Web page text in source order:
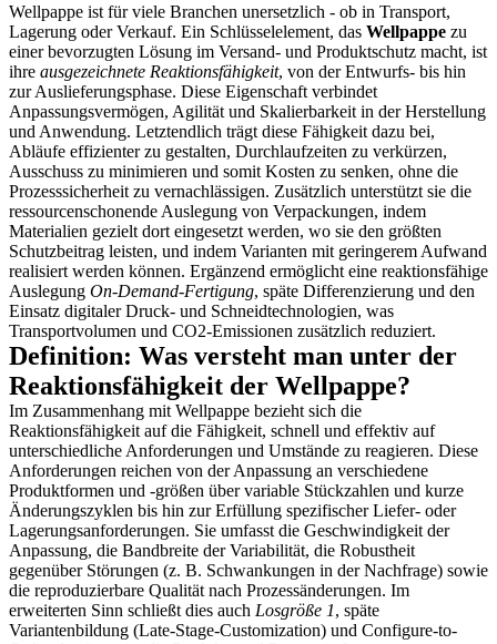
Wellpappe ist für viele Branchen unersetzlich - ob in Transport,
Lagerung oder Verkauf. Ein Schlüsselelement, das Wellpappe zu
einer bevorzugten Lösung im Versand- und Produktschutz macht, ist
ihre ausgezeichnete Reaktionsfähigkeit, von der Entwurfs- bis hin
zur Auslieferungsphase. Diese Eigenschaft verbindet
Anpassungsvermögen, Agilität und Skalierbarkeit in der Herstellung
und Anwendung. Letztendlich trägt diese Fähigkeit dazu bei,
Abläufe effizienter zu gestalten, Durchlaufzeiten zu verkürzen,
Ausschuss zu minimieren und somit Kosten zu senken, ohne die
Prozesssicherheit zu vernachlässigen. Zusätzlich unterstützt sie die
ressourcenschonende Auslegung von Verpackungen, indem
Materialien gezielt dort eingesetzt werden, wo sie den größten
Schutzbeitrag leisten, und indem Varianten mit geringerem Aufwand
realisiert werden können. Ergänzend ermöglicht eine reaktionsfähige
Auslegung On-Demand-Fertigung, späte Differenzierung und den
Einsatz digitaler Druck- und Schneidtechnologien, was
Transportvolumen und CO2-Emissionen zusätzlich reduziert.
Definition: Was versteht man unter der
Reaktionsfähigkeit der Wellpappe?
Im Zusammenhang mit Wellpappe bezieht sich die
Reaktionsfähigkeit auf die Fähigkeit, schnell und effektiv auf
unterschiedliche Anforderungen und Umstände zu reagieren. Diese
Anforderungen reichen von der Anpassung an verschiedene
Produktformen und -größen über variable Stückzahlen und kurze
Änderungszyklen bis hin zur Erfüllung spezifischer Liefer- oder
Lagerungsanforderungen. Sie umfasst die Geschwindigkeit der
Anpassung, die Bandbreite der Variabilität, die Robustheit
gegenüber Störungen (z. B. Schwankungen in der Nachfrage) sowie
die reproduzierbare Qualität nach Prozessänderungen. Im
erweiterten Sinn schließt dies auch Losgröße 1, späte
Variantenbildung (Late-Stage-Customization) und Configure-to-